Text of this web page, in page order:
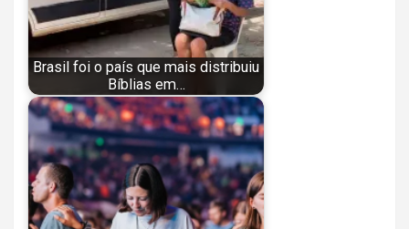
Brasil foi o país que mais distribuiu
Bíblias em…